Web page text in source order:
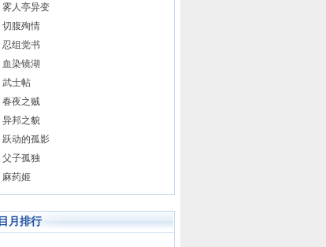
雾人亭异变
切腹殉情
忍组觉书
血染镜湖
武士帖
春夜之贼
异邦之貌
跃动的孤影
父子孤独
麻药姬
月排行